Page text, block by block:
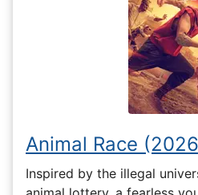
Animal Race
Inspired by the illegal